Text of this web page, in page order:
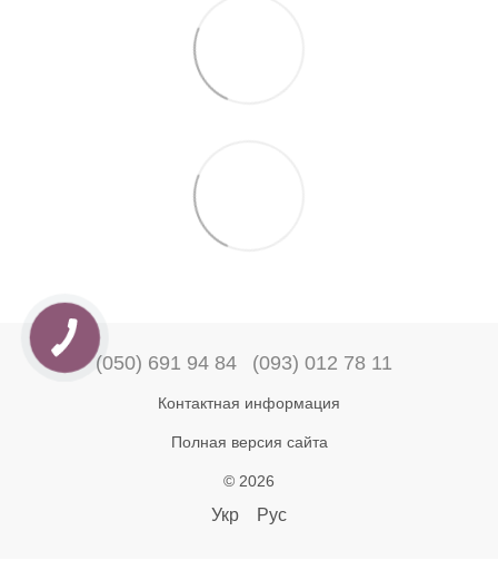
(050) 691 94 84 (093) 012 78 11
Контактная информация
Полная версия сайта
© 2026
Укр Рус